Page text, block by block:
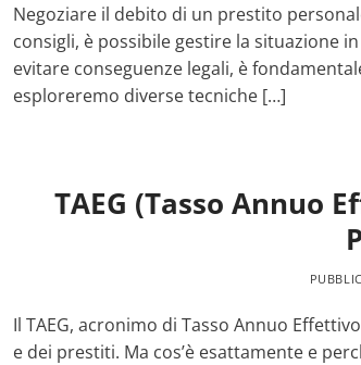
Negoziare il debito di un prestito
consigli, è possibile gestire la situazione
evitare conseguenze legali, è
esploreremo diverse tecniche […]
TAEG (Tasso Annuo
Il TAEG, acronimo di Tasso Annuo
e dei prestiti. Ma cos’è esattamente e